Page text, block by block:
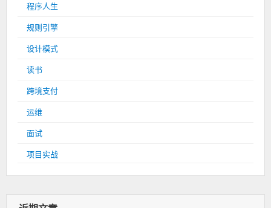
程序人生
规则引擎
设计模式
读书
跨境支付
运维
面试
项目实战